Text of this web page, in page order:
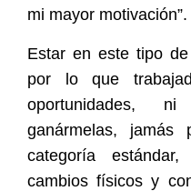
mi mayor motivación”.
Estar en este tipo
por lo que
oportunidades,
ganármelas,
categoría
cambios físicos y